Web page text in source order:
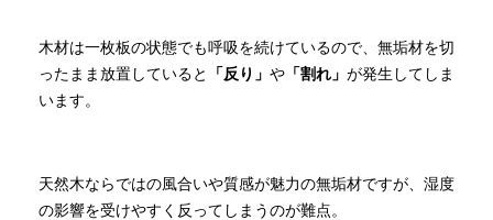
全商品一覧
新入荷情報
木材は一枚板の状態でも呼吸を続けているので、無垢材を切
ったまま放置していると
「反り」 や 「割れ」 が発生してしま
います。
天然木ならではの風合いや質感が魅力の無垢材ですが、湿度
の影響を受けやすく反ってしまうのが難点。